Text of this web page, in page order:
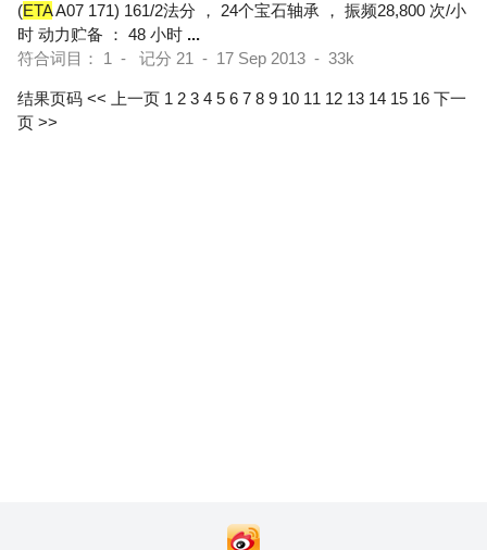
(ETAA07 171) 161/2法分 ， 24个宝石轴承 ， 振频28,800 次/小
时 动力贮备 ： 48 小时 ...
符合词目： 1 - 记分 21 - 17 Sep 2013 - 33k
结果页码 << 上一页 1 2 3 4 5 6 7 8 9 10 11 12 13 14 15 16 下一
页 >>